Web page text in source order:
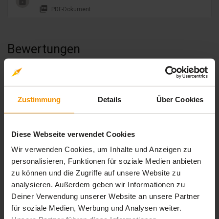
Zustimmung Details Über Cookies
Diese Webseite verwendet Cookies
Wir verwenden Cookies, um Inhalte und Anzeigen zu
personalisieren, Funktionen für soziale Medien anbieten
zu können und die Zugriffe auf unsere Website zu
analysieren. Außerdem geben wir Informationen zu
Deiner Verwendung unserer Website an unsere Partner
für soziale Medien, Werbung und Analysen weiter.
picture_as_pdf PDF-Dokument
Bewertungen
Gesamtbewertung
Durchschnittliche Bewertungen
4,33
3 Bewertungen
5stars: 1
Bewertungen
stars: 2
Bewertungen